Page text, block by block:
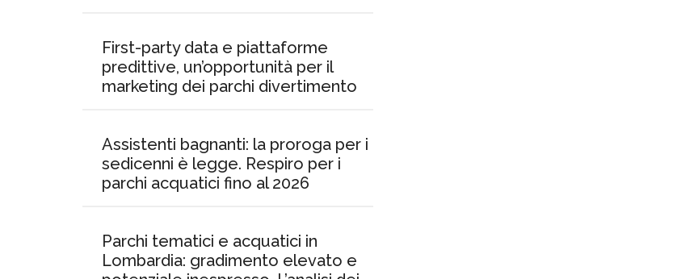
First-party data e piattaforme
predittive, un’opportunità per il
marketing dei parchi divertimento
Assistenti bagnanti: la proroga per i
sedicenni è legge. Respiro per i
parchi acquatici fino al 2026
Parchi tematici e acquatici in
Lombardia: gradimento elevato e